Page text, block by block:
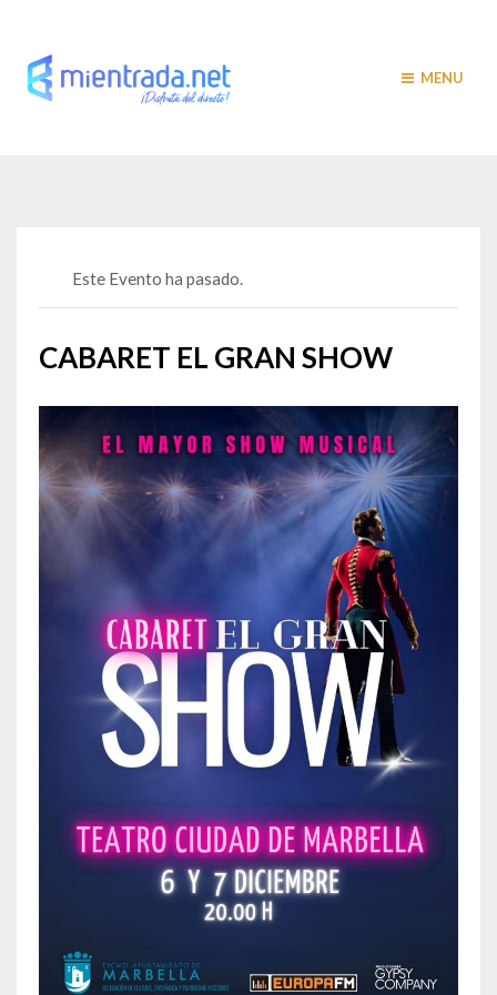
MENU
Este Evento ha pasado.
CABARET EL GRAN SHOW